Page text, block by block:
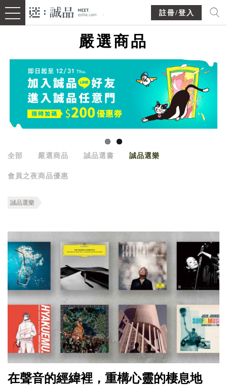
註冊/登入
嚴選商品
全部 嚴選商品 誠品選書 誠品選樂
會員之夜商品優惠
誠品選樂
在聲音的經緯裡，重構心靈的棲息地